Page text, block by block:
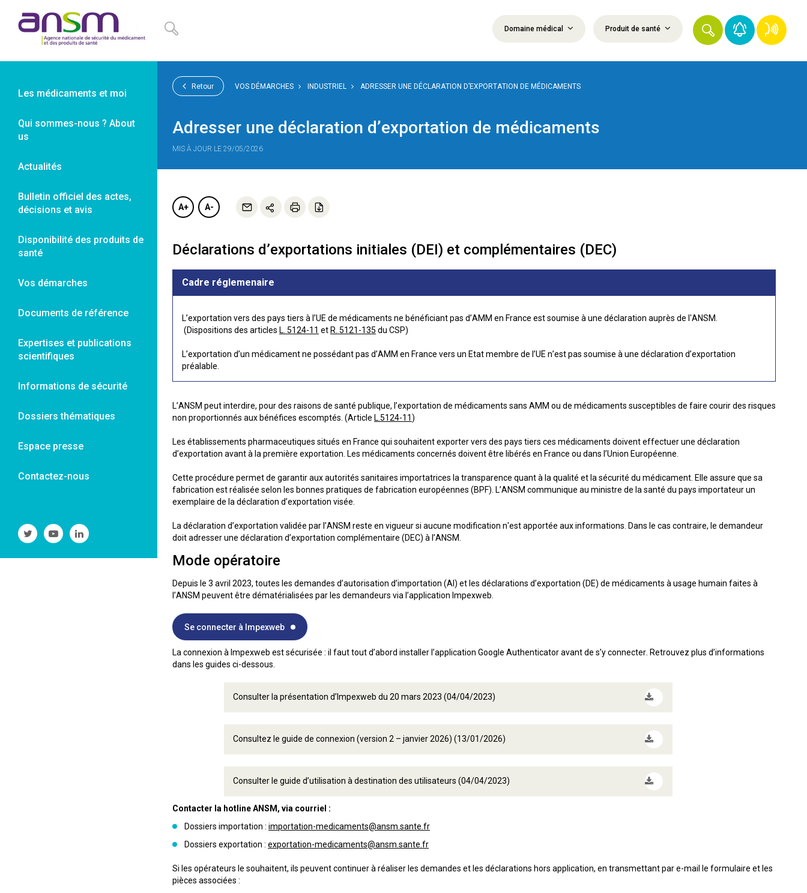
Domaine médical Produit de santé
Les médicaments et moi
Qui sommes-nous ? About
us
Actualités
Bulletin officiel des actes,
décisions et avis
Disponibilité des produits de
santé
Vos démarches
Documents de référence
Expertises et publications
scientifiques
Informations de sécurité
Dossiers thématiques
Espace presse
Contactez-nous
Suivre
l'ANSM
Twitter
Suivre
l'ANSM
Youtube
Suivre
l'ANSM
Linkedin
Retour VOS DÉMARCHES INDUSTRIEL ADRESSER UNE DÉCLARATION D’EXPORTATION DE MÉDICAMENTS
Adresser une déclaration d’exportation de médicaments
MIS À JOUR LE 29/05/2026
A+ A-
Déclarations d’exportations initiales (DEI) et complémentaires (DEC)
Cadre réglemenaire
L’exportation vers des pays tiers à l’UE de médicaments ne bénéficiant pas d’AMM en France est soumise à une déclaration auprès de l'ANSM.
(Dispositions des articles L. 5124-11 et R. 5121-135 du CSP)
L’exportation d’un médicament ne possédant pas d’AMM en France vers un Etat membre de l’UE n’est pas soumise à une déclaration d’exportation
préalable.
L’ANSM peut interdire, pour des raisons de santé publique, l’exportation de médicaments sans AMM ou de médicaments susceptibles de faire courir des risques
non proportionnés aux bénéfices escomptés. (Article L.5124-11)
Les établissements pharmaceutiques situés en France qui souhaitent exporter vers des pays tiers ces médicaments doivent effectuer une déclaration
d’exportation avant à la première exportation. Les médicaments concernés doivent être libérés en France ou dans l’Union Européenne.
Cette procédure permet de garantir aux autorités sanitaires importatrices la transparence quant à la qualité et la sécurité du médicament. Elle assure que sa
fabrication est réalisée selon les bonnes pratiques de fabrication européennes (BPF). L’ANSM communique au ministre de la santé du pays importateur un
exemplaire de la déclaration d’exportation visée.
La déclaration d’exportation validée par l’ANSM reste en vigueur si aucune modification n'est apportée aux informations. Dans le cas contraire, le demandeur
doit adresser une déclaration d’exportation complémentaire (DEC) à l’ANSM.
Mode opératoire
Depuis le 3 avril 2023, toutes les demandes d’autorisation d’importation (AI) et les déclarations d’exportation (DE) de médicaments à usage humain faites à
l’ANSM peuvent être dématérialisées par les demandeurs via l’application Impexweb.
Se connecter à Impexweb
La connexion à Impexweb est sécurisée : il faut tout d’abord installer l’application Google Authenticator avant de s’y connecter. Retrouvez plus d’informations
dans les guides ci-dessous.
Consulter la présentation d’Impexweb du 20 mars 2023 (04/04/2023)
Consultez le guide de connexion (version 2 – janvier 2026) (13/01/2026)
Consulter le guide d’utilisation à destination des utilisateurs (04/04/2023)
Contacter la hotline ANSM, via courriel :
Dossiers importation : importation-medicaments@ansm.sante.fr
Dossiers exportation : exportation-medicaments@ansm.sante.fr
Si les opérateurs le souhaitent, ils peuvent continuer à réaliser les demandes et les déclarations hors application, en transmettant par e-mail le formulaire et les
pièces associées :